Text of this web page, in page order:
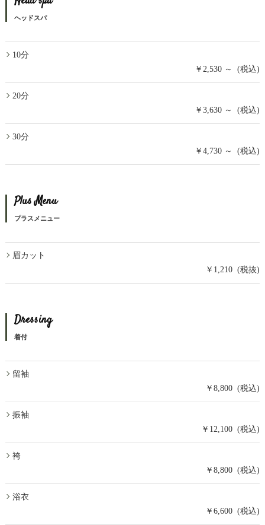
ヘッドスパ
10分
￥2,530 ～ (税込)
20分
￥3,630 ～ (税込)
30分
￥4,730 ～ (税込)
Plus Menu
プラスメニュー
眉カット
￥1,210 (税抜)
Dressing
着付
留袖
￥8,800 (税込)
振袖
￥12,100 (税込)
袴
￥8,800 (税込)
浴衣
￥6,600 (税込)